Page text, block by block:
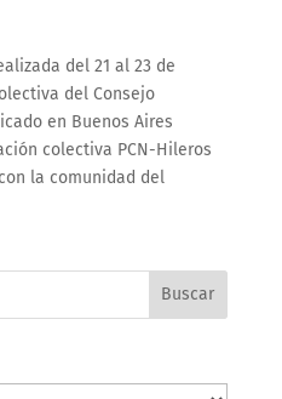
del 21 al 23 de
del Consejo
en Buenos Aires
colectiva PCN-Hileros
la comunidad del
Buscar